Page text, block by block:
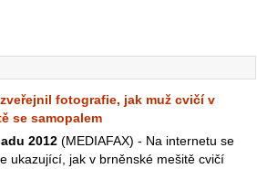
fotografie, jak muž cvičí v
se samopalem
2012 (MEDIAFAX) - Na internetu se
ukazující, jak v brněnské mešitě cvičí